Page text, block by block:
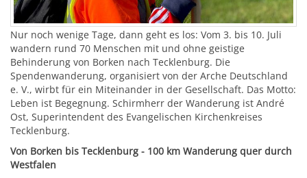
Nur noch wenige Tage, dann geht es los: Vom 3. bis 10. Juli
wandern rund 70 Menschen mit und ohne geistige
Behinderung von Borken nach Tecklenburg. Die
Spendenwanderung, organisiert von der Arche Deutschland
e. V., wirbt für ein Miteinander in der Gesellschaft. Das Motto:
Leben ist Begegnung. Schirmherr der Wanderung ist André
Ost, Superintendent des Evangelischen Kirchenkreises
Tecklenburg.
Von Borken bis Tecklenburg - 100 km Wanderung quer durch
Westfalen